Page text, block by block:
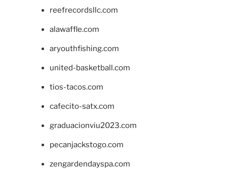
reefrecordsllc.com
alawaffle.com
aryouthfishing.com
united-basketball.com
tios-tacos.com
cafecito-satx.com
graduacionviu2023.com
pecanjackstogo.com
zengardendayspa.com